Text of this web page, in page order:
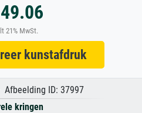
21% MwSt.
kunstafdruk
ID: 37997
kringen